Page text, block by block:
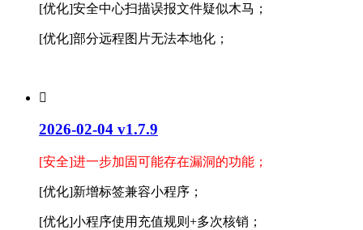
[优化]安全中心扫描误报文件疑似木马；
[优化]部分远程图片无法本地化；

2026-02-04 v1.7.9
[安全]进一步加固可能存在漏洞的功能；
[优化]新增标签兼容小程序；
[优化]小程序使用充值规则+多次核销；